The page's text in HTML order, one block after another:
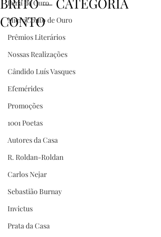
Pena de Ouro
MicroConto de Ouro
Prêmios Literários
Nossas Realizações
Cândido Luís Vasques
Efemérides
Promoções
1001 Poetas
Autores da Casa
R. Roldan-Roldan
Carlos Nejar
Sebastião Burnay
Invictus
Prata da Casa
CONTO